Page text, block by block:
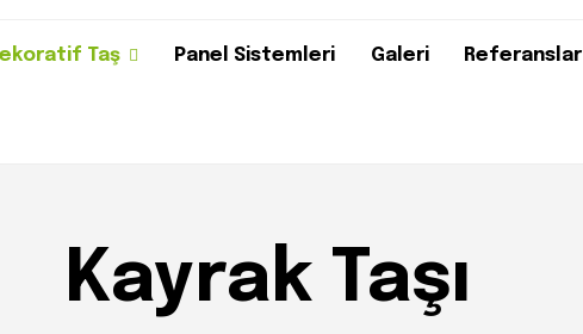
Taş Panel Sistemleri Galeri Referanslar
Kayrak Taşı